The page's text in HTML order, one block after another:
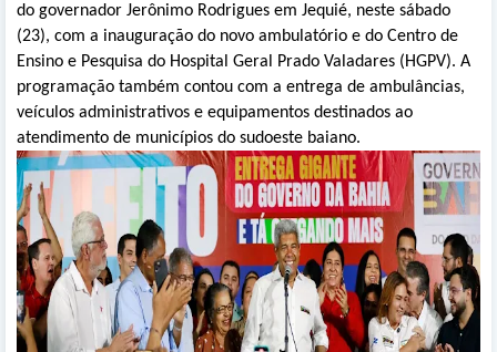
do governador Jerônimo Rodrigues em Jequié, neste sábado
(23), com a inauguração do novo ambulatório e do Centro de
Ensino e Pesquisa do Hospital Geral Prado Valadares (HGPV). A
programação também contou com a entrega de ambulâncias,
veículos administrativos e equipamentos destinados ao
atendimento de municípios do sudoeste baiano.